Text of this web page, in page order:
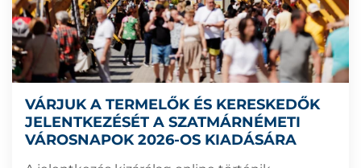
VÁRJUK A TERMELŐK ÉS KERESKEDŐK
JELENTKEZÉSÉT A SZATMÁRNÉMETI
VÁROSNAPOK 2026-OS KIADÁSÁRA